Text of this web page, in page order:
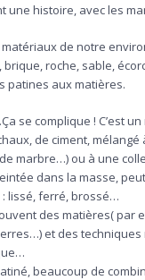
une histoire, avec les
de notre
roche, sable,
patines aux matières.
se complique ! C’est
de ciment, mélangé
marbre…) ou à une
dans la masse,
lissé, ferré, brossé…
des matières( par
et des techniques
beaucoup de